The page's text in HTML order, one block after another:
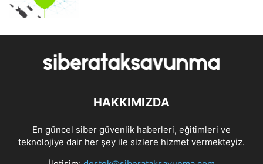
HAKKIMIZDA
En güncel siber güvenlik haberleri, eğitimleri ve
teknolojiye dair her şey ile sizlere hizmet vermekteyiz.